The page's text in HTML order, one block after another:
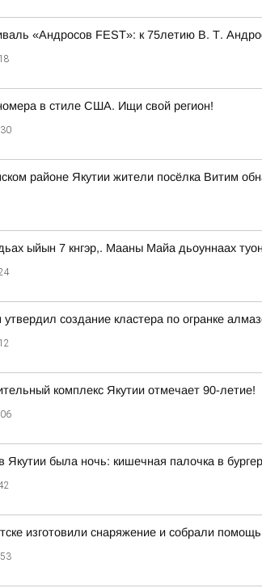
«Андросов FEST»: к 75летию В. Т.
в стиле США. Ищи свой регион!
районе Якутии жители посёлка Витим
ыйын 7 кнгэр,. Мааны Майа дьоуннаах
утвердил создание кластера по огранке
комплекс Якутии отмечает 90-летие!
Якутии была ночь: кишечная палочка в
изготовили снаряжение и собрали